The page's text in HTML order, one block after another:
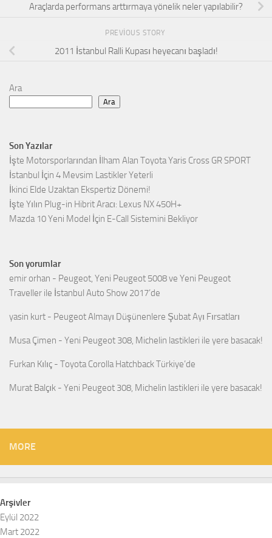
Araçlarda performans arttırmaya yönelik neler yapılabilir?
PREVIOUS STORY
2011 İstanbul Ralli Kupası heyecanı başladı!
Ara
Ara
Son Yazılar
İşte Motorsporlarından İlham Alan Toyota Yaris Cross GR SPORT
İstanbul İçin 4 Mevsim Lastikler Yeterli
İkinci Elde Uzaktan Ekspertiz Dönemi!
İşte Yılın Plug-in Hibrit Aracı: Lexus NX 450H+
Mazda 10 Yeni Model İçin E-Call Sistemini Bekliyor
Son yorumlar
emir orhan - Peugeot, Yeni Peugeot 5008 ve Yeni Peugeot
Traveller ile İstanbul Auto Show 2017’de
yasin kurt - Peugeot Almayı Düşünenlere Şubat Ayı Fırsatları
Musa Çimen - Yeni Peugeot 308, Michelin lastikleri ile yere basacak!
Furkan Kılıç - Toyota Corolla Hatchback Türkiye’de
Murat Balçık - Yeni Peugeot 308, Michelin lastikleri ile yere basacak!
MORE
Arşivler
Eylül 2022
Mart 2022